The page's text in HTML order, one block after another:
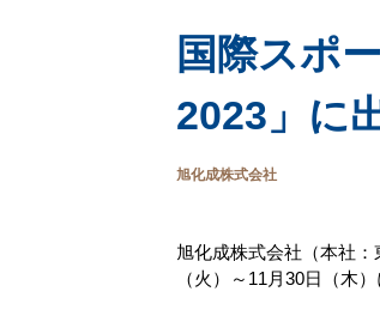
国際スポ
2023」に
旭化成株式会社
旭化成株式会社（本社
（火）～11月30日（木